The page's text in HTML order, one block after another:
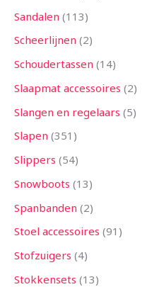
Sandalen 113
Scheerlijnen 2
Schoudertassen 14
Slaapmat accessoires 2
Slangen en regelaars 5
Slapen 351
Slippers 54
Snowboots 13
Spanbanden 2
Stoel accessoires 91
Stofzuigers 4
Stokkensets 13